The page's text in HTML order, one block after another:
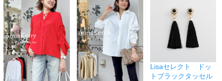
Lisaセレクト ドッ
トブラックタッセル